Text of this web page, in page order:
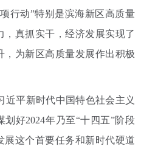
行动”特别是滨海新区高质量
真抓实干，经济发展实现了
为新区高质量发展作出积极
近平新时代中国特色社会主义
好2024年乃至“十四五”阶段
这个首要任务和新时代硬道